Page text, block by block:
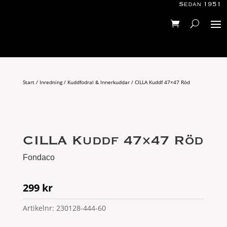
Sedan 1951
Start/ Inredning/ Kuddfodral & Innerkuddar/ CILLA Kuddf 47×47 Röd
CILLA Kuddf 47×47 Röd
Fondaco
299 kr
Artikelnr: 230128-444-60